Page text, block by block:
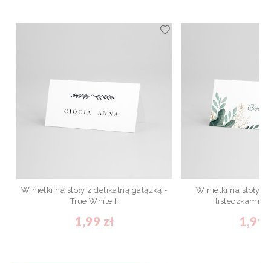
Winietki na stoły z delikatną gałązką -
True White II
1,99 zł
Winietki na stoły
listeczkami -
1,99